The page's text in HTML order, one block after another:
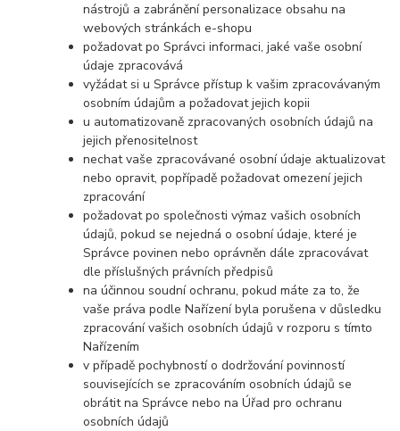
nástrojů a zabránění personalizace obsahu na
webových stránkách e-shopu
požadovat po Správci informaci, jaké vaše osobní
údaje zpracovává
vyžádat si u Správce přístup k vašim zpracovávaným
osobním údajům a požadovat jejich kopii
u automatizovaně zpracovaných osobních údajů na
jejich přenositelnost
nechat vaše zpracovávané osobní údaje aktualizovat
nebo opravit, popřípadě požadovat omezení jejich
zpracování
požadovat po společnosti výmaz vašich osobních
údajů, pokud se nejedná o osobní údaje, které je
Správce povinen nebo oprávněn dále zpracovávat
dle příslušných právních předpisů
na účinnou soudní ochranu, pokud máte za to, že
vaše práva podle Nařízení byla porušena v důsledku
zpracování vašich osobních údajů v rozporu s tímto
Nařízením
v případě pochybností o dodržování povinností
souvisejících se zpracováním osobních údajů se
obrátit na Správce nebo na Úřad pro ochranu
osobních údajů